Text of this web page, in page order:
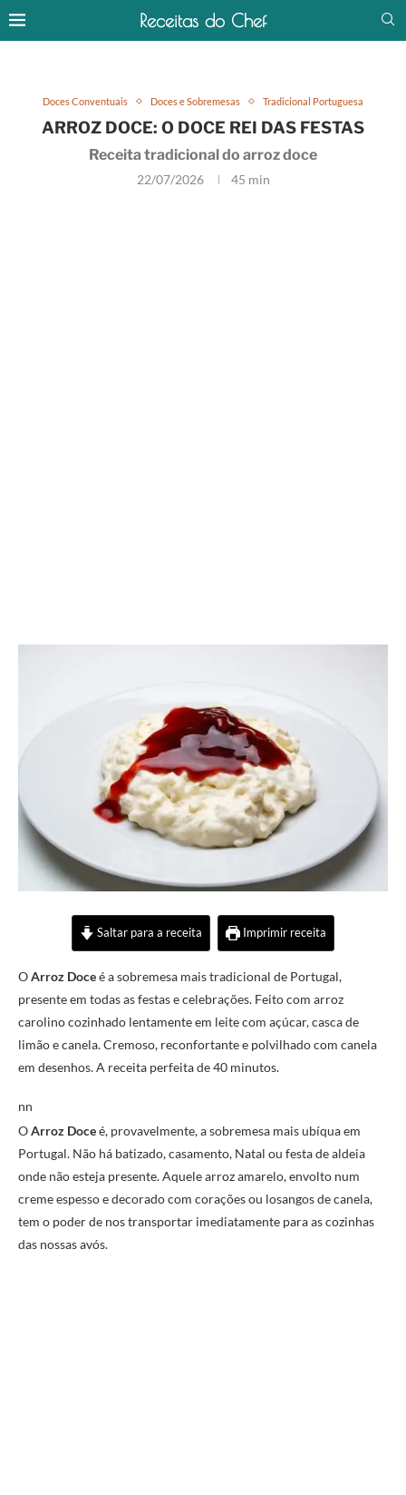
Receitas do Chef
Doces Conventuais Doces e Sobremesas Tradicional Portuguesa
ARROZ DOCE: O DOCE REI DAS FESTAS
Receita tradicional do arroz doce
22/07/2026 45 min
Saltar para a receita Imprimir receita
OArroz Doceé a sobremesa mais tradicional de Portugal,
presente em todas as festas e celebrações. Feito com arroz
carolino cozinhado lentamente em leite com açúcar, casca de
limão e canela. Cremoso, reconfortante e polvilhado com canela
em desenhos. A receita perfeita de 40 minutos.
nn
OArroz Doceé, provavelmente, a sobremesa mais ubíqua em
Portugal. Não há batizado, casamento, Natal ou festa de aldeia
onde não esteja presente. Aquele arroz amarelo, envolto num
creme espesso e decorado com corações ou losangos de canela,
tem o poder de nos transportar imediatamente para as cozinhas
das nossas avós.